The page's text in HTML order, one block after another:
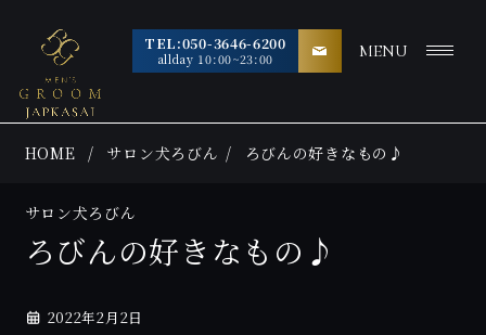
TEL:050-3646-6200
allday 10:00~23:00 MENU
HOME サロン犬ろびん ろびんの好きなもの♪
サロン犬ろびん
ろびんの好きなもの♪
2022年2月2日